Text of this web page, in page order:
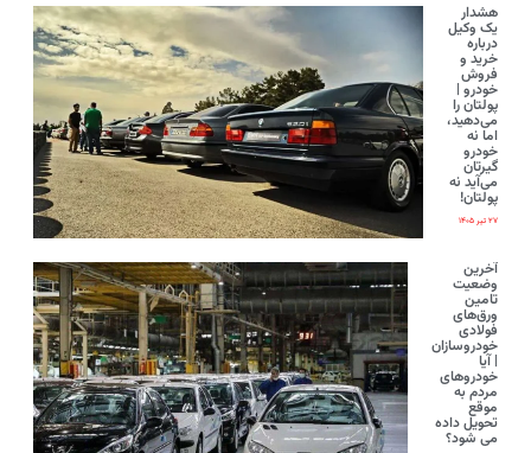
هشدار
یک وکیل
درباره
خرید و
فروش
خودرو |
پولتان را
می‌دهید،
اما نه
خودرو
گیرتان
می‌آید نه
پولتان!
۲۷ تیر ۱۴۰۵
آخرین
وضعیت
تامین
ورق‌های
فولادی
خودروسازان
| آیا
خودروهای
مردم به
موقع
تحویل داده
می شود؟